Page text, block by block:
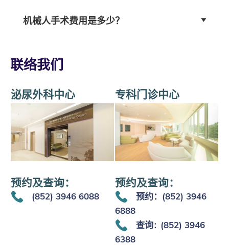
机械人手术费用是多少？
联络我们
泌尿外科中心 专科门诊中心
预约及查询：
(852) 3946 6088
预约及查询：
预约：(852) 3946
6888
查询： (852) 3946
6388